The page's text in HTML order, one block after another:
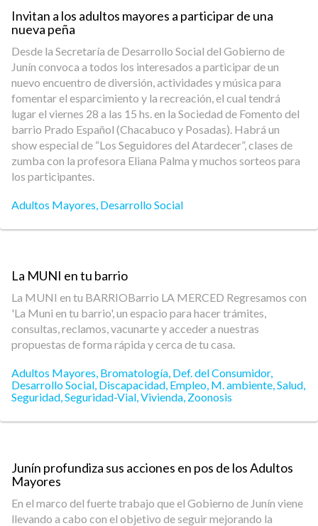
Invitan a los adultos mayores a participar de una
nueva peña
Desde la Secretaría de Desarrollo Social del Gobierno de
Junín convoca a todos los interesados a participar de un
nuevo encuentro de diversión, actividades y música para
fomentar el esparcimiento y la recreación, el cual tendrá
lugar el viernes 28 a las 15 hs. en la Sociedad de Fomento del
barrio Prado Español (Chacabuco y Posadas). Habrá un
show especial de “Los Seguidores del Atardecer”, clases de
zumba con la profesora Eliana Palma y muchos sorteos para
los participantes.
Adultos Mayores, Desarrollo Social
La MUNI en tu barrio
La MUNI en tu BARRIOBarrio LA MERCED Regresamos con
'La Muni en tu barrio', un espacio para hacer trámites,
consultas, reclamos, vacunarte y acceder a nuestras
propuestas de forma rápida y cerca de tu casa.
Adultos Mayores, Bromatología, Def. del Consumidor,
Desarrollo Social, Discapacidad, Empleo, M. ambiente,Salud,
Seguridad,Seguridad-Vial,Vivienda, Zoonosis
Junín profundiza sus acciones en pos de los Adultos
Mayores
En el marco del fuerte trabajo que el Gobierno de Junín viene
llevando a cabo con el objetivo de seguir mejorando la